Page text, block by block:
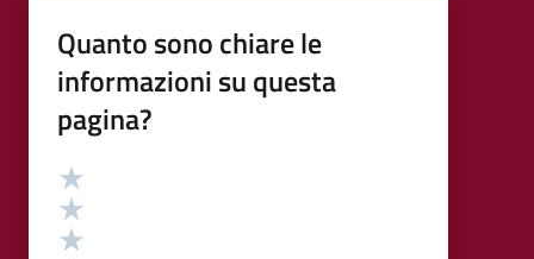
Quanto sono chiare le
informazioni su questa
pagina?
Valutazione